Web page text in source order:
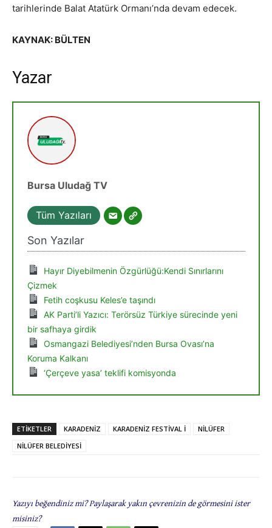
tarihlerinde Balat Atatürk Ormanı’nda devam edecek.
KAYNAK: BÜLTEN
Yazar
Bursa Uludağ TV
Tüm Yazıları
Son Yazılar
Hayır Diyebilmenin Özgürlüğü:Kendi Sınırlarını
Çizmek
Fetih coşkusu Keles’e taşındı
AK Parti’li Yazıcı: Terörsüz Türkiye sürecinde yeni
bir safhaya girdik
Osmangazi Belediyesi’nden Bursa Ovası’na
Koruma Kalkanı
‘Çerçeve yasa’ teklifi komisyonda
ETIKETLER KARADENİZ KARADENİZ FESTİVAL İ
NİLÜFER
NİLÜFER BELEDİYESİ
Yazıyı beğendiniz mi? Paylaşarak yakın çevrenizin de görmesini ister
misiniz?